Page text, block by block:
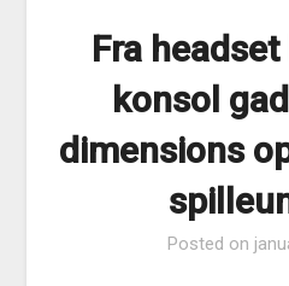
Fra
konsol
dimensions
Posted on